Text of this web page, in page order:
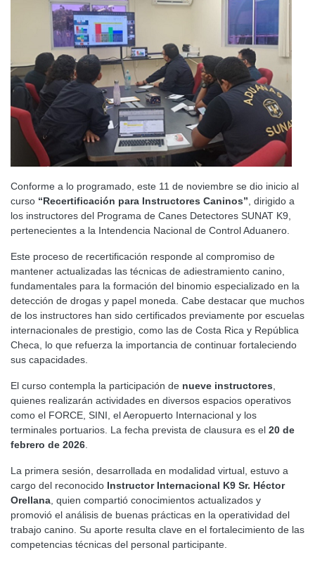
Conforme a lo programado, este 11 de noviembre se dio inicio al
curso “Recertificación para Instructores Caninos” , dirigido a
los instructores del Programa de Canes Detectores SUNAT K9,
pertenecientes a la Intendencia Nacional de Control Aduanero.
Este proceso de recertificación responde al compromiso de
mantener actualizadas las técnicas de adiestramiento canino,
fundamentales para la formación del binomio especializado en la
detección de drogas y papel moneda. Cabe destacar que muchos
de los instructores han sido certificados previamente por escuelas
internacionales de prestigio, como las de Costa Rica y República
Checa, lo que refuerza la importancia de continuar fortaleciendo
sus capacidades.
El curso contempla la participación de nueve instructores
quienes realizarán actividades en diversos espacios operativos
como el FORCE, SINI, el Aeropuerto Internacional y los
terminales portuarios. La fecha prevista de clausura es el 20 de
febrero de 2026
La primera sesión, desarrollada en modalidad virtual, estuvo a
cargo del reconocido Instructor Internacional K9 Sr. Héctor
Orellana , quien compartió conocimientos actualizados y
promovió el análisis de buenas prácticas en la operatividad del
trabajo canino. Su aporte resulta clave en el fortalecimiento de las
competencias técnicas del personal participante.